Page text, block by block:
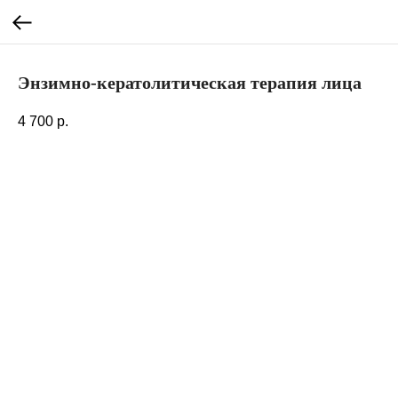
Энзимно-кератолитическая терапия лица
4 700 р.